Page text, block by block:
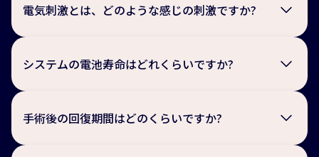
薬物睡眠下内視鏡検査で不適応と診断されていないこ
中枢性無呼吸の割合が25 %以下であること。
度額を超える額については申請により支給を受けること
ができます。高額療養費制度に関する手続方法などは医
住いの自治体にお問い合わせください。
電気刺激とは、どのような感じの刺激ですか?
に微弱な電気刺激を送り、舌を移動させます。電気刺激
はとても優しく、眠りを妨げない程度に舌を前に出すよ
システムの電池寿命はどれくらいですか?
が少なくなると、病院で電池交換の 手術を行います。
手術後の回復期間はどのくらいですか?